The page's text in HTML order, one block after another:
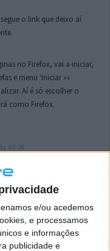
e/ou acedemos
e processamos
e informações
publicidade e
o link que deixo aí
no Firefox, vai a iniciar,
e menu ‘Iniciar »»
Aí é só escolher o
como Firefox.
la nada k me permita por
Ja percorri o painel
de forçar o uso do
de outra dica fico
a mesma